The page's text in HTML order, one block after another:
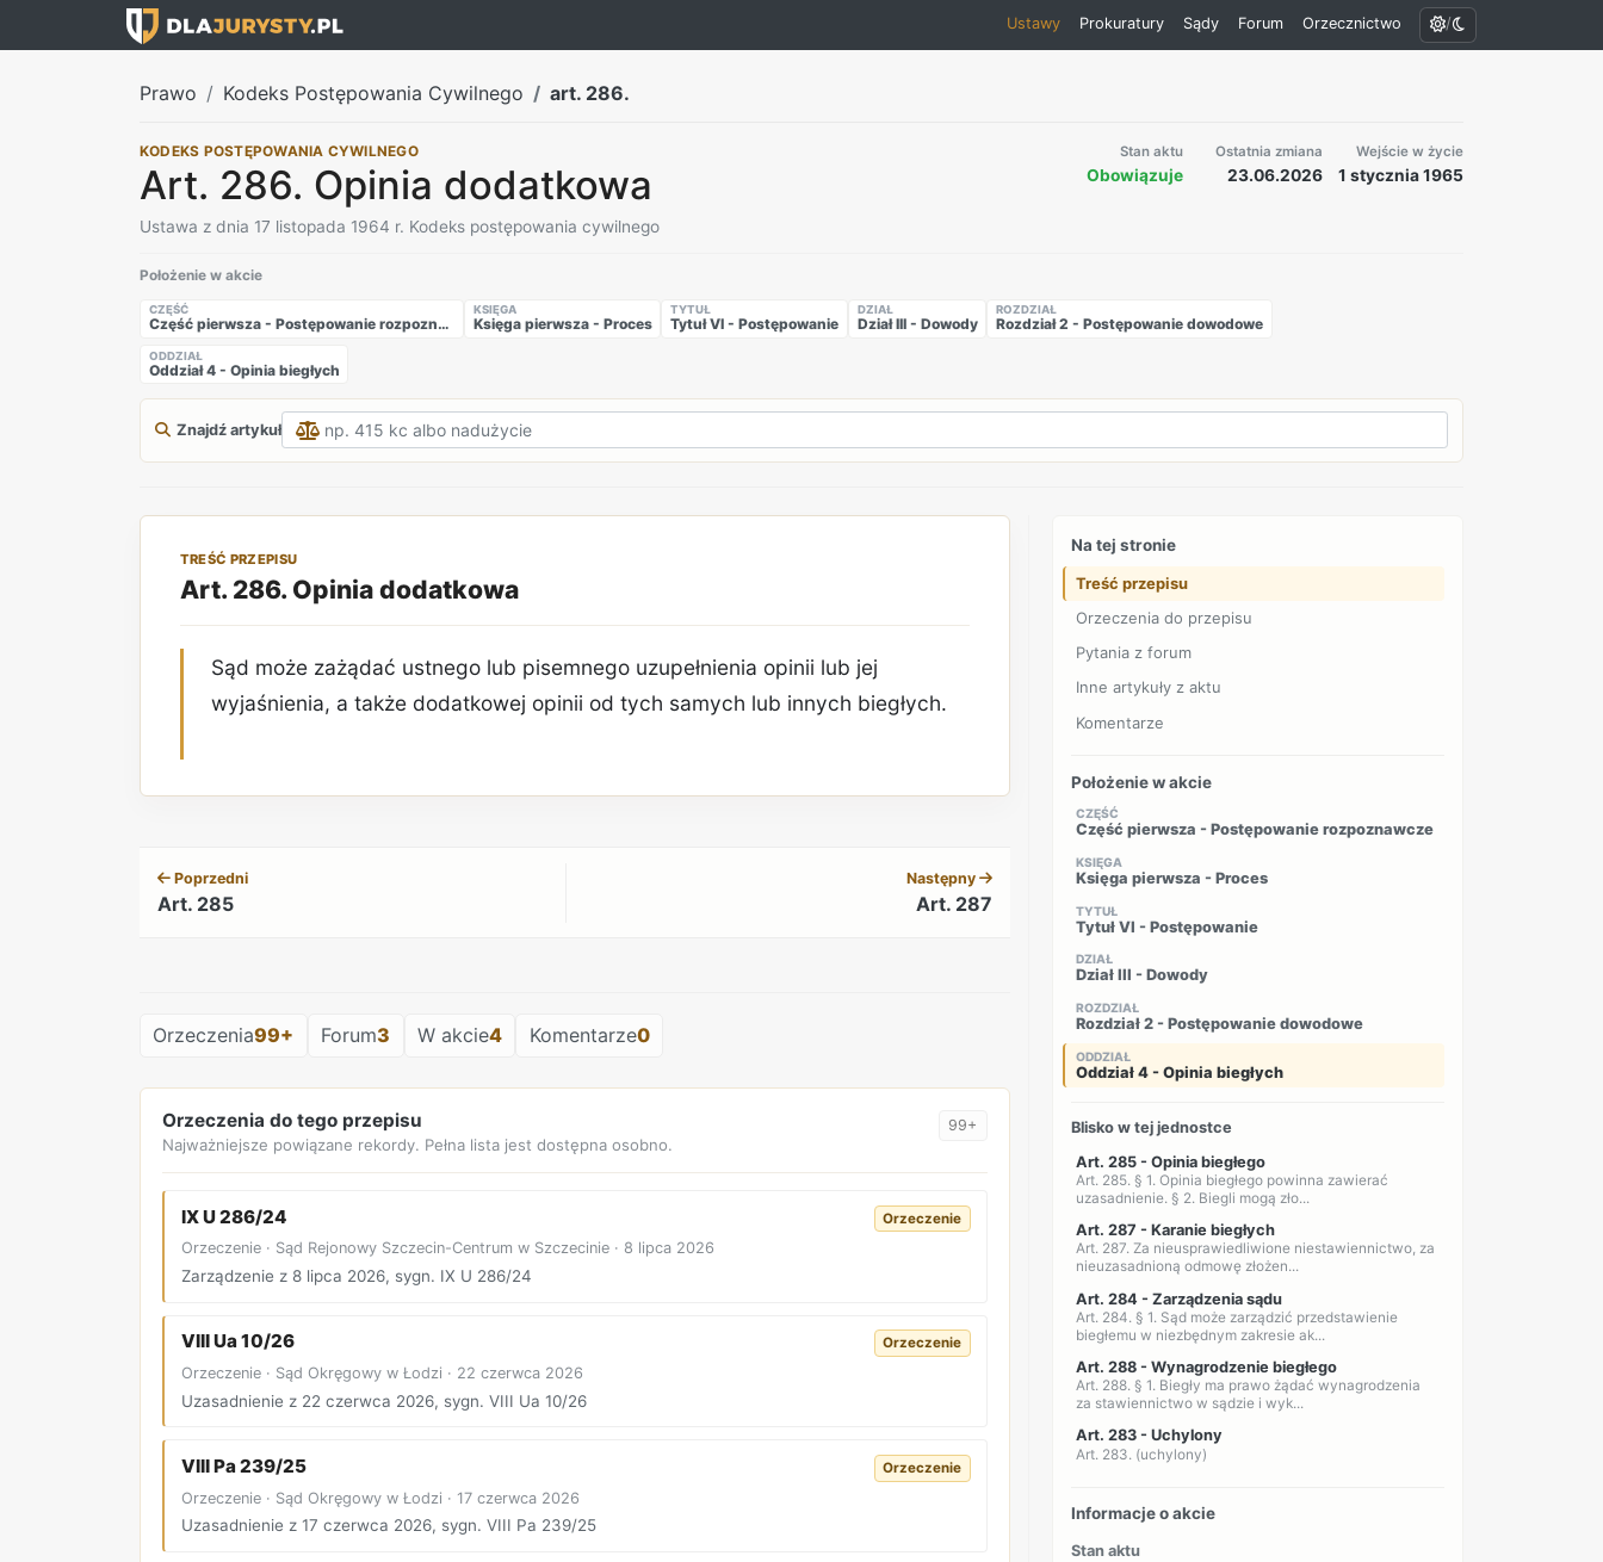
Ustawy Prokuratury Sądy Forum Orzecznictwo /
Prawo Kodeks Postępowania Cywilnego art. 286.
KODEKS POSTĘPOWANIA CYWILNEGO
Art. 286. Opinia dodatkowa
Ustawa z dnia 17 listopada 1964 r. Kodeks postępowania cywilnego
Stan aktu
Obowiązuje
Ostatnia zmiana
23.06.2026
Wejście w życie
1 stycznia 1965
Położenie w akcie
CZĘŚĆ
Część pierwsza - Postępowanie rozpoznawcze
KSIĘGA
Księga pierwsza - Proces
TYTUŁ
Tytuł VI - Postępowanie
DZIAŁ
Dział III - Dowody
ROZDZIAŁ
Rozdział 2 - Postępowanie dowodowe
ODDZIAŁ
Oddział 4 - Opinia biegłych
Znajdź artykuł
TREŚĆ PRZEPISU
Art. 286. Opinia dodatkowa
Sąd może zażądać ustnego lub pisemnego uzupełnienia opinii lub jej
wyjaśnienia, a także dodatkowej opinii od tych samych lub innych biegłych.
Poprzedni
Art. 285
Następny
Art. 287
Orzeczenia99+ Forum3 W akcie4 Komentarze0
Orzeczenia do tego przepisu
Najważniejsze powiązane rekordy. Pełna lista jest dostępna osobno.
99+
IX U 286/24 Orzeczenie
Orzeczenie · Sąd Rejonowy Szczecin-Centrum w Szczecinie · 8 lipca 2026
Zarządzenie z 8 lipca 2026, sygn. IX U 286/24
VIII Ua 10/26 Orzeczenie
Orzeczenie · Sąd Okręgowy w Łodzi · 22 czerwca 2026
Uzasadnienie z 22 czerwca 2026, sygn. VIII Ua 10/26
VIII Pa 239/25 Orzeczenie
Orzeczenie · Sąd Okręgowy w Łodzi · 17 czerwca 2026
Uzasadnienie z 17 czerwca 2026, sygn. VIII Pa 239/25
Na tej stronie
Treść przepisu
Orzeczenia do przepisu
Pytania z forum
Inne artykuły z aktu
Komentarze
Położenie w akcie
CZĘŚĆ
Część pierwsza - Postępowanie rozpoznawcze
KSIĘGA
Księga pierwsza - Proces
TYTUŁ
Tytuł VI - Postępowanie
DZIAŁ
Dział III - Dowody
ROZDZIAŁ
Rozdział 2 - Postępowanie dowodowe
ODDZIAŁ
Oddział 4 - Opinia biegłych
Blisko w tej jednostce
Art. 285 - Opinia biegłego
Art. 285. § 1. Opinia biegłego powinna zawierać
uzasadnienie. § 2. Biegli mogą zło...
Art. 287 - Karanie biegłych
Art. 287. Za nieusprawiedliwione niestawiennictwo, za
nieuzasadnioną odmowę złożen...
Art. 284 - Zarządzenia sądu
Art. 284. § 1. Sąd może zarządzić przedstawienie
biegłemu w niezbędnym zakresie ak...
Art. 288 - Wynagrodzenie biegłego
Art. 288. § 1. Biegły ma prawo żądać wynagrodzenia
za stawiennictwo w sądzie i wyk...
Art. 283 - Uchylony
Art. 283. (uchylony)
Informacje o akcie
Stan aktu